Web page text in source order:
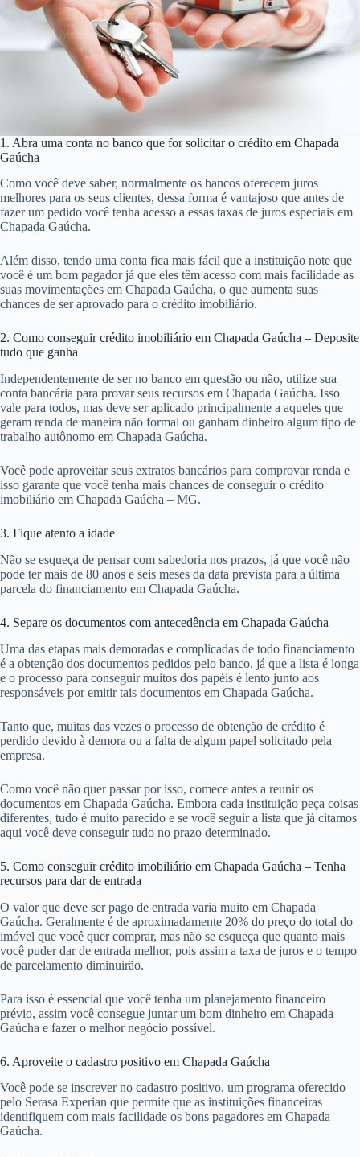
1. Abra uma conta no banco que for solicitar o crédito em Chapada
Gaúcha
Como você deve saber, normalmente os bancos oferecem juros
melhores para os seus clientes, dessa forma é vantajoso que antes de
fazer um pedido você tenha acesso a essas taxas de juros especiais em
Chapada Gaúcha.
Além disso, tendo uma conta fica mais fácil que a instituição note que
você é um bom pagador já que eles têm acesso com mais facilidade as
suas movimentações em Chapada Gaúcha, o que aumenta suas
chances de ser aprovado para o crédito imobiliário.
2. Como conseguir crédito imobiliário em Chapada Gaúcha – Deposite
tudo que ganha
Independentemente de ser no banco em questão ou não, utilize sua
conta bancária para provar seus recursos em Chapada Gaúcha. Isso
vale para todos, mas deve ser aplicado principalmente a aqueles que
geram renda de maneira não formal ou ganham dinheiro algum tipo de
trabalho autônomo em Chapada Gaúcha.
Você pode aproveitar seus extratos bancários para comprovar renda e
isso garante que você tenha mais chances de conseguir o crédito
imobiliário em Chapada Gaúcha – MG.
3. Fique atento a idade
Não se esqueça de pensar com sabedoria nos prazos, já que você não
pode ter mais de 80 anos e seis meses da data prevista para a última
parcela do financiamento em Chapada Gaúcha.
4. Separe os documentos com antecedência em Chapada Gaúcha
Uma das etapas mais demoradas e complicadas de todo financiamento
é a obtenção dos documentos pedidos pelo banco, já que a lista é longa
e o processo para conseguir muitos dos papéis é lento junto aos
responsáveis por emitir tais documentos em Chapada Gaúcha.
Tanto que, muitas das vezes o processo de obtenção de crédito é
perdido devido à demora ou a falta de algum papel solicitado pela
empresa.
Como você não quer passar por isso, comece antes a reunir os
documentos em Chapada Gaúcha. Embora cada instituição peça coisas
diferentes, tudo é muito parecido e se você seguir a lista que já citamos
aqui você deve conseguir tudo no prazo determinado.
5. Como conseguir crédito imobiliário em Chapada Gaúcha – Tenha
recursos para dar de entrada
O valor que deve ser pago de entrada varia muito em Chapada
Gaúcha. Geralmente é de aproximadamente 20% do preço do total do
imóvel que você quer comprar, mas não se esqueça que quanto mais
você puder dar de entrada melhor, pois assim a taxa de juros e o tempo
de parcelamento diminuirão.
Para isso é essencial que você tenha um planejamento financeiro
prévio, assim você consegue juntar um bom dinheiro em Chapada
Gaúcha e fazer o melhor negócio possível.
6. Aproveite o cadastro positivo em Chapada Gaúcha
Você pode se inscrever no cadastro positivo, um programa oferecido
pelo Serasa Experian que permite que as instituições financeiras
identifiquem com mais facilidade os bons pagadores em Chapada
Gaúcha.